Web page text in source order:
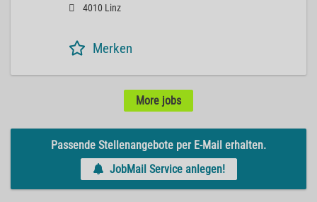
4010 Linz
Merken
More jobs
Passende Stellenangebote per E-Mail erhalten.
JobMail Service anlegen!